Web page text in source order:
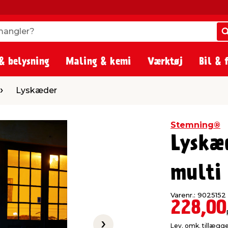
belysning Maling & kemi Værktøj Bil &
Lyskæder
Stemning®
multi
Varenr.: 9025152
228,00
Lev. omk.